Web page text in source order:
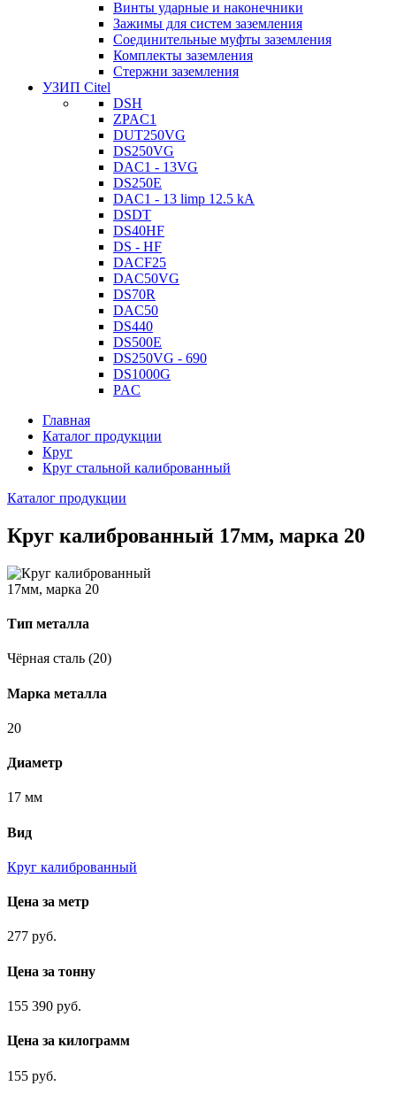
Винты ударные и наконечники
Зажимы для систем заземления
Соединительные муфты заземления
Комплекты заземления
Стержни заземления
УЗИП Citel
DSH
ZPAC1
DUT250VG
DS250VG
DAC1 - 13VG
DS250E
DAC1 - 13 limp 12.5 kA
DSDT
DS40HF
DS - HF
DACF25
DAC50VG
DS70R
DAC50
DS440
DS500E
DS250VG - 690
DS1000G
PAC
Главная
Каталог продукции
Круг
Круг стальной калиброванный
Каталог продукции
Круг калиброванный 17мм, марка 20
Тип металла
Чёрная сталь (20)
Марка металла
20
Диаметр
17 мм
Вид
Круг калиброванный
Цена за метр
277 руб.
Цена за тонну
155 390 руб.
Цена за килограмм
155 руб.